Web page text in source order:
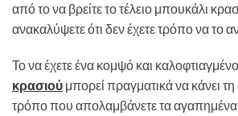
από το να βρείτε το τέλειο μπουκάλι
ανακαλύψετε ότι δεν έχετε τρόπο να το
Το να έχετε ένα κομψό και καλοφτιαγμένο
κρασιού μπορεί πραγματικά να κάνει
τρόπο που απολαμβάνετε τα